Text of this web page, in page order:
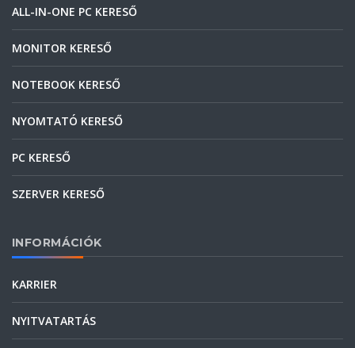
ALL-IN-ONE PC KERESŐ
MONITOR KERESŐ
NOTEBOOK KERESŐ
NYOMTATÓ KERESŐ
PC KERESŐ
SZERVER KERESŐ
INFORMÁCIÓK
KARRIER
NYITVATARTÁS